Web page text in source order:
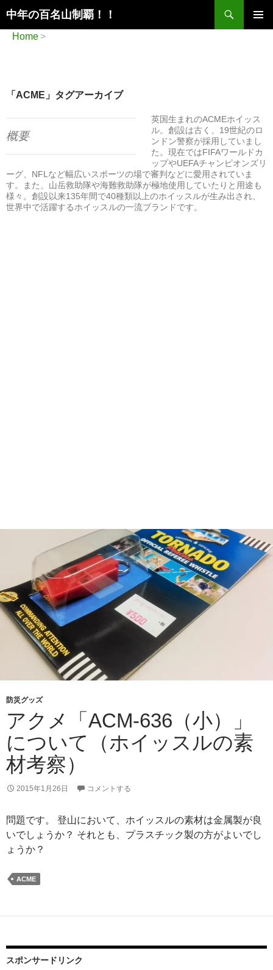
中年の百名山制覇！！
検
索
ン
へ
プ
Home
「ACME」タグアーカイブ
概要
英国生まれのACMEホイッス
ル。創設は古く、19世紀のロ
ンドン警察が採用していまし
た。現在ではFIFAワールドカ
ップやUEFAチャンピオンズリ
ーグ、NFLなど幅広いスポーツの場で審判などに愛用されていま
す。また、山岳救助隊や海難救助隊が極地使用していたりと用途も
様々。創設以来135年間で40種類以上のホイッスルが生み出され、
世界中で活躍するホイッスルの一流ブランドです。
防災グッズ
アクメ「ACM-636（小）」
について（ホイッスルの素
材考察）
2015年1月26日 コメントする
問題です。 登山において、ホイッスルの素材は金属製が良
いでしょうか？ それとも、プラスチック製の方がよいでし
ょうか？
ACME
スポンサードリンク